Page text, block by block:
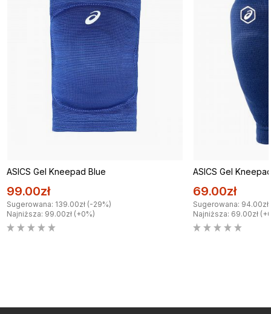
ASICS Gel Kneepad Blue
99.00zł
Sugerowana: 139.00zł (-29%)
Najniższa: 99.00zł (+0%)
ASICS Gel
69.00zł
Sugerowana: 94.00zł
Najniższa: 69.00zł